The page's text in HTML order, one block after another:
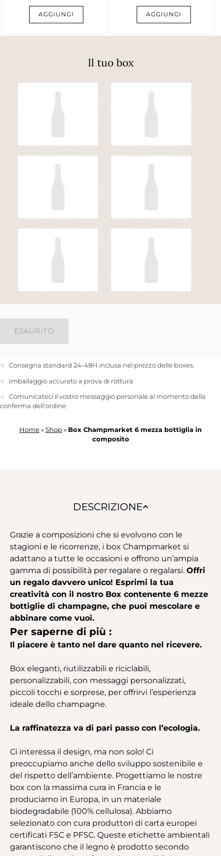
Il tuo box
AGGIUNGI AGGIUNGI
ESAURITO
Consegna standard 24-48H inclusa nel prezzo delle boxes.
Imballaggio accurato a prova di rottura
Comunicateci il vostro messaggio personale al momento della
conferma dell'ordine
Home » Shop » Box Champmarket 6 mezza bottiglia in
composito
DESCRIZIONE
Grazie a composizioni che si evolvono con le
stagioni e le ricorrenze, i box Champmarket si
adattano a tutte le occasioni e offrono un’ampia
gamma di possibilità per regalare o regalarsi. Offri
un regalo davvero unico! Esprimi la tua
creatività con il nostro Box contenente 6 mezze
bottiglie di champagne, che puoi mescolare e
abbinare come vuoi.
Per saperne di più :
Il piacere è tanto nel dare quanto nel ricevere.
Box eleganti, riutilizzabili e riciclabili,
personalizzabili, con messaggi personalizzati,
piccoli tocchi e sorprese, per offrirvi l’esperienza
ideale dello champagne.
La raffinatezza va di pari passo con l’ecologia.
Ci interessa il design, ma non solo! Ci
preoccupiamo anche dello sviluppo sostenibile e
del rispetto dell’ambiente. Progettiamo le nostre
box con la massima cura in Francia e le
produciamo in Europa, in un materiale
biodegradabile (100% cellulosa). Abbiamo
selezionato con cura produttori di carta europei
certificati FSC e PFSC. Queste etichette ambientali
garantiscono che il legno è prodotto secondo